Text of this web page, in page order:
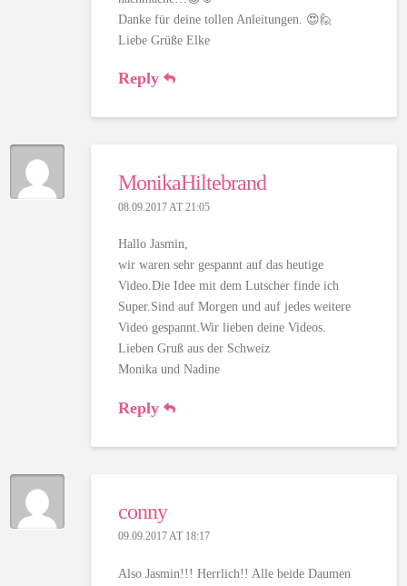
Danke für deine tollen Anleitungen. 😍🙋
Liebe Grüße Elke
Reply
MonikaHiltebrand
08.09.2017 AT 21:05
Hallo Jasmin,
wir waren sehr gespannt auf das heutige
Video.Die Idee mit dem Lutscher finde ich
Super.Sind auf Morgen und auf jedes weitere
Video gespannt.Wir lieben deine Videos.
Lieben Gruß aus der Schweiz
Monika und Nadine
Reply
conny
09.09.2017 AT 18:17
Also Jasmin!!! Herrlich!! Alle beide Daumen